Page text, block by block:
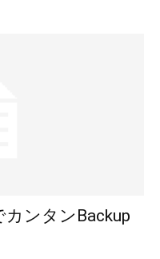
ンタンBackup